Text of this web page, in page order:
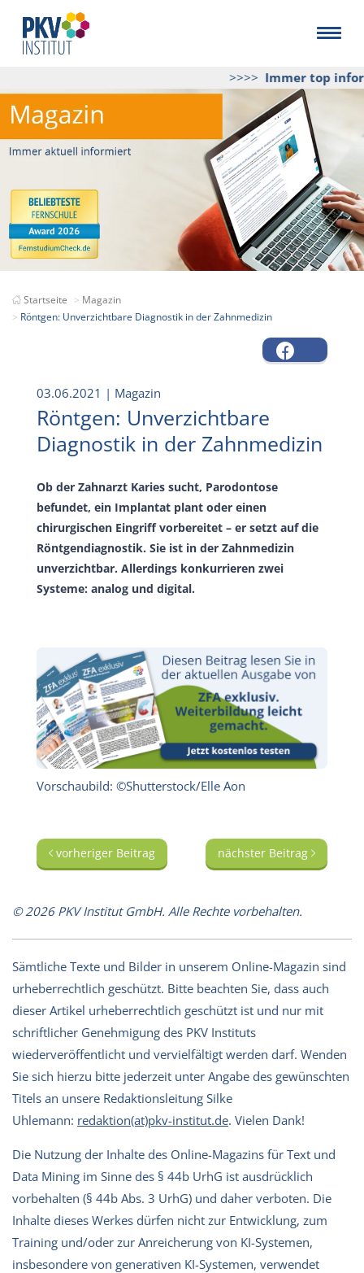
>>>>Immer top
Startseite
Magazin
Röntgen: Unverzichtbare Diagnostik in der Zahnmedizin
03.06.2021 | Magazin
Röntgen: Unverzichtbare
Diagnostik in der Zahnmedizin
Ob der Zahnarzt Karies sucht, Parodontose
befundet, ein Implantat plant oder einen
chirurgischen Eingriff vorbereitet – er setzt auf die
Röntgendiagnostik. Sie ist in der Zahnmedizin
unverzichtbar. Allerdings konkurrieren zwei
Systeme: analog und digital.
Vorschaubild: ©Shutterstock/Elle Aon
vorheriger Beitrag nächster Beitrag
© 2026 PKV Institut GmbH. Alle Rechte vorbehalten.
Sämtliche Texte und Bilder in unserem Online-Magazin sind
urheberrechtlich geschützt. Bitte beachten Sie, dass auch
dieser Artikel urheberrechtlich geschützt ist und nur mit
schriftlicher Genehmigung des PKV Instituts
wiederveröffentlicht und vervielfältigt werden darf. Wenden
Sie sich hierzu bitte jederzeit unter Angabe des gewünschten
Titels an unsere Redaktionsleitung Silke
Uhlemann: redaktion(at)pkv-institut.de. Vielen Dank!
Die Nutzung der Inhalte des Online-Magazins für Text und
Data Mining im Sinne des § 44b UrhG ist ausdrücklich
vorbehalten (§ 44b Abs. 3 UrhG) und daher verboten. Die
Inhalte dieses Werkes dürfen nicht zur Entwicklung, zum
Training und/oder zur Anreicherung von KI-Systemen,
insbesondere von generativen KI-Systemen, verwendet